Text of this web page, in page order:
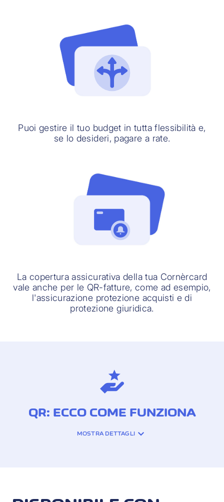
Puoi gestire il tuo budget in tutta flessibilità e,
se lo desideri, pagare a rate.
La copertura assicurativa della tua Cornèrcard
vale anche per le QR-fatture, come ad esempio,
l'assicurazione protezione acquisti e di
protezione giuridica.
QR: ECCO COME FUNZIONA
MOSTRA DETTAGLI